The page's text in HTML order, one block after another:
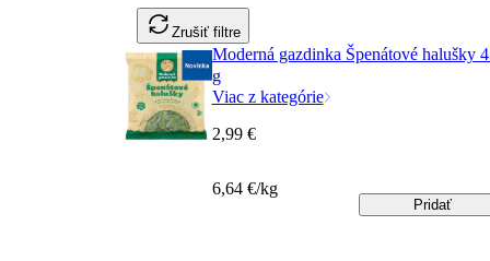
Zrušiť filtre
Moderná gazdinka Špenátové halušky
g
Viac z kategórie
2,99 €
6,64 €/kg
Pridať